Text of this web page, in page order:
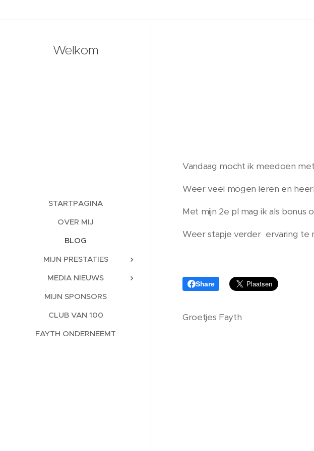
Welkom
STARTPAGINA
OVER MIJ
BLOG
MIJN PRESTATIES
MEDIA NIEUWS
MIJN SPONSORS
CLUB VAN 100
FAYTH ONDERNEEMT
Vandaag mocht ik meedoen
Weer veel mogen leren en
Met mijn 2e pl mag ik als bonus
Weer stapje verder ervaring te
Share
Groetjes Fayth